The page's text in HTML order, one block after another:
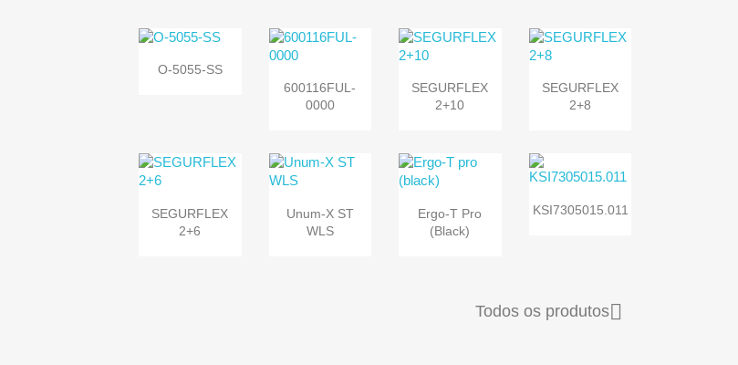
 Vista
O-5055-SS
 Vista
rápida
600116FUL-
0000
 Vista
rápida
SEGURFLEX
2+10
 Vista
rápida
SEGURFLEX
2+8
 Vista
rápida
SEGURFLEX
2+6
 Vista
rápida
Unum-X ST
WLS
 Vista
rápida
Ergo-T Pro
(black)
 Vista
KSI7305015.011
Todos os produtos